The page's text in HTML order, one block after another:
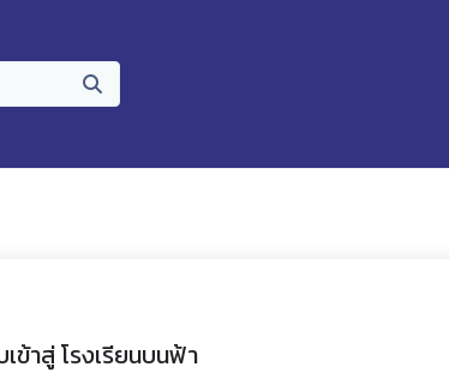
ข้าสู่ โรงเรียนบนฟ้า